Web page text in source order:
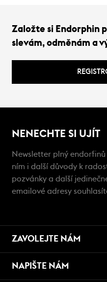
Založte si Endorphin
slevám, odměnám a
NENECHTE SI UJÍT
Newsletter plný endorfinů
ním i další důvody k
pozvánky a další
emailové adresy
ZAVOLEJTE NÁM
NAPIŠTE NÁM